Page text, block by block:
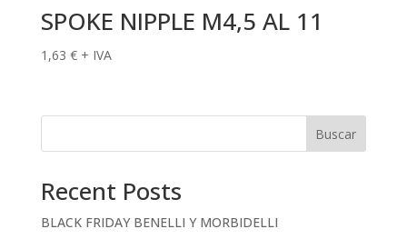
SPOKE NIPPLE M4,5 AL 11
1,63 € + IVA
Buscar
Recent Posts
BLACK FRIDAY BENELLI Y MORBIDELLI